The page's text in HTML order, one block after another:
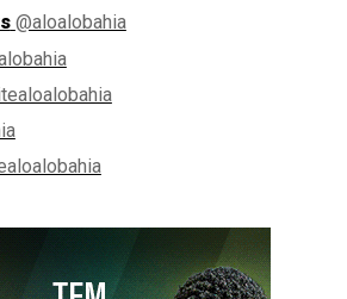
@aloalobahia